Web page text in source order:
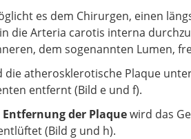
es dem Chirurgen, einen
die Arteria carotis interna
dem sogenannten Lumen,
die atherosklerotische Plaque
entfernt (Bild e und f).
Entfernung der Plaquewird das
(Bild g und h).